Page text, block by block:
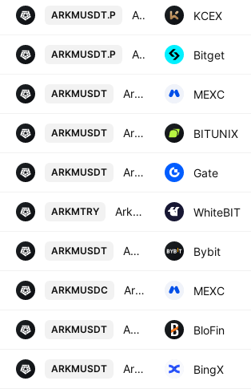
ARKMUSDT.P ARKHAM / USDT PERPETUAL SWAP CONTRACT KCEX
ARKMUSDT.P ARKMUSDTPERP PERPETUAL MIX CONTRACT Bitget
ARKMUSDT Arkham / USDT MEXC
ARKMUSDT Arkham / Tether SPOT BITUNIX
ARKMUSDT Arkham Intelligence/Tether Gate
ARKMTRY Arkham / Türk lirası WhiteBIT
ARKMUSDT ARKMUSDT SPOT Bybit
ARKMUSDC Arkham / USDC MEXC
ARKMUSDT ARKHAM/USD TETHER BloFin
ARKMUSDT Arkham/USD Tether Spot BingX